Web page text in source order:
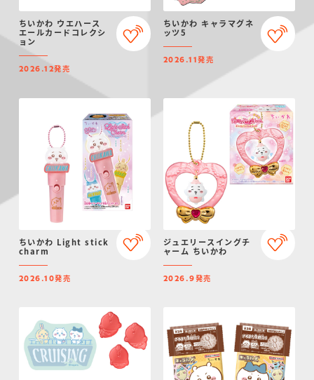
ちいかわ ウエハース
エールカードコレクシ
ョン
2026.12発売
ちいかわ キャラマグネ
ッツ5
2026.11発売
ちいかわ Light stick
charm
2026.10発売
ジュエリースイングチ
ャーム ちいかわ
2026.9発売